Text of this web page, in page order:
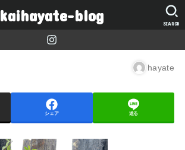
kaihayate-blog SEARCH
hayate
シェア 送る